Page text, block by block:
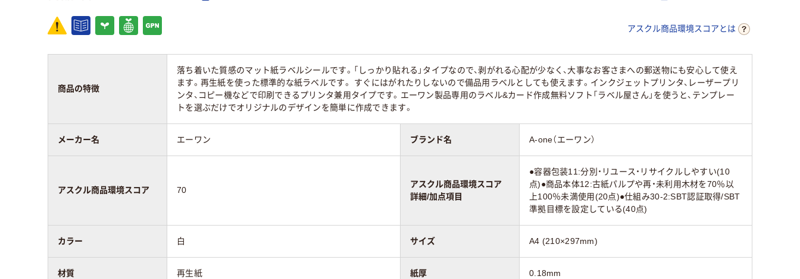
アスクル商品環境スコアとは
商品の特徴
落ち着いた質感のマット紙ラベルシールです。「しっかり貼れる」タイプなので、剥がれる心配が少なく、大事なお客さまへの郵送物にも安心して使え
ます。再生紙を使った標準的な紙ラベルです。 すぐにはがれたりしないので備品用ラベルとしても使えます。インクジェットプリンタ、レーザープリ
ンタ、コピー機などで印刷できるプリンタ兼用タイプです。エーワン製品専用のラベル&カード作成無料ソフト「ラベル屋さん」を使うと、テンプレー
トを選ぶだけでオリジナルのデザインを簡単に作成できます。
メーカー名 エーワン ブランド名 A-one（エーワン）
アスクル商品環境スコア 70
アスクル商品環境スコア
詳細/加点項目
●容器包装11:分別・リユース・リサイクルしやすい(10
点)●商品本体12:古紙パルプや再・未利用木材を70％以
上100％未満使用(20点)●仕組み30-2:SBT認証取得/SBT
準拠目標を設定している(40点)
カラー 白 サイズ A4 (210×297mm)
材質 再生紙 紙厚 0.18mm